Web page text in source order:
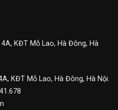
KĐT Mỗ Lao, Hà Đông, Hà
KĐT Mỗ Lao, Hà Đông, Hà Nội.